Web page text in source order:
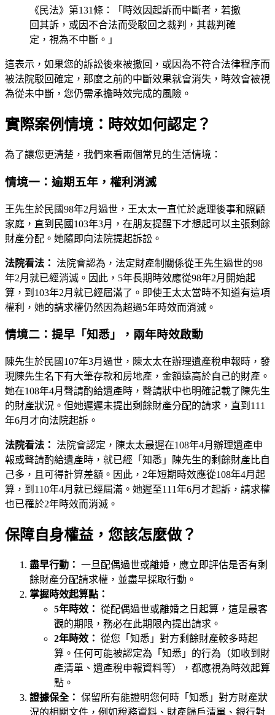
《民法》第131條：「時效因起訴而中斷者，若撤
回其訴，或因不合法而受駁回之裁判，其裁判確
定，視為不中斷。」
這表示，如果您的訴訟後來被撤回，或因為不符合法律程序而
被法院駁回確定，那麼之前的中斷效果就會消失，時效會被視
為從未中斷，您仍需承擔時效完成的風險。
實際案例情境：時效如何認定？
為了讓您更清楚，我們來看兩個常見的生活情境：
情境一：逾期五年，權利消滅
王先生於民國98年2月過世，王太太一直忙於處理後事和照顧
家庭，直到民國103年3月，在朋友提醒下才想起可以主張剩餘
財產分配。她隨即向法院提起訴訟。
法院看法： 法院會認為，法定財產制關係從王先生過世的98
年2月就已經消滅。因此，5年長期時效應從98年2月開始起
算，到103年2月就已經屆滿了。即使王太太當時不知道有這項
權利，她的請求權仍然因為超過5年時效而消滅。
情境二：提早「知悉」，兩年時效啟動
陳先生於民國107年3月過世，陳太太在辦理遺產稅申報時，發
現陳先生名下有大筆存款和房地產，金額遠高於自己的財產。
她在108年4月聲請酌給遺產時，聲請狀中也明確記載了陳先生
的財產狀況。但她遲遲未提出剩餘財產分配的請求，直到111
年6月才向法院起訴。
法院看法： 法院會認定，陳太太最遲在108年4月辦理遺產申
報或聲請酌給遺產時，就已經「知悉」陳先生的剩餘財產比自
己多，且可得計算差額。因此，2年短期時效應從108年4月起
算，到110年4月就已經屆滿。她遲至111年6月才起訴，請求權
也已罹於2年時效而消滅。
保障自身權益，您該怎麼做？
盡早行動： 一旦配偶過世或離婚，應立即評估是否有剩
餘財產分配請求權，並盡早採取行動。
掌握時效起算點：
5年時效： 從配偶過世或離婚之日起算，這是最客
觀的期限，務必在此期限內提出請求。
2年時效： 從您「知悉」對方剩餘財產較多時起
算。任何可能被認定為「知悉」的行為（如收到財
產清單、遺產稅申報資料等），都應視為時效起算
點。
證據保全： 保留所有能證明您何時「知悉」對方財產狀
況的相關文件，例如稅務資料、財產歸戶清單、銀行對